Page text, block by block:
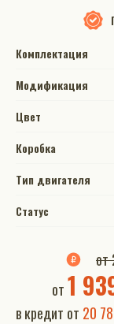
Комплектация
Модификация
Цвет
Коробка
Тип двигателя
Статус
от
от1
в кредит от 20